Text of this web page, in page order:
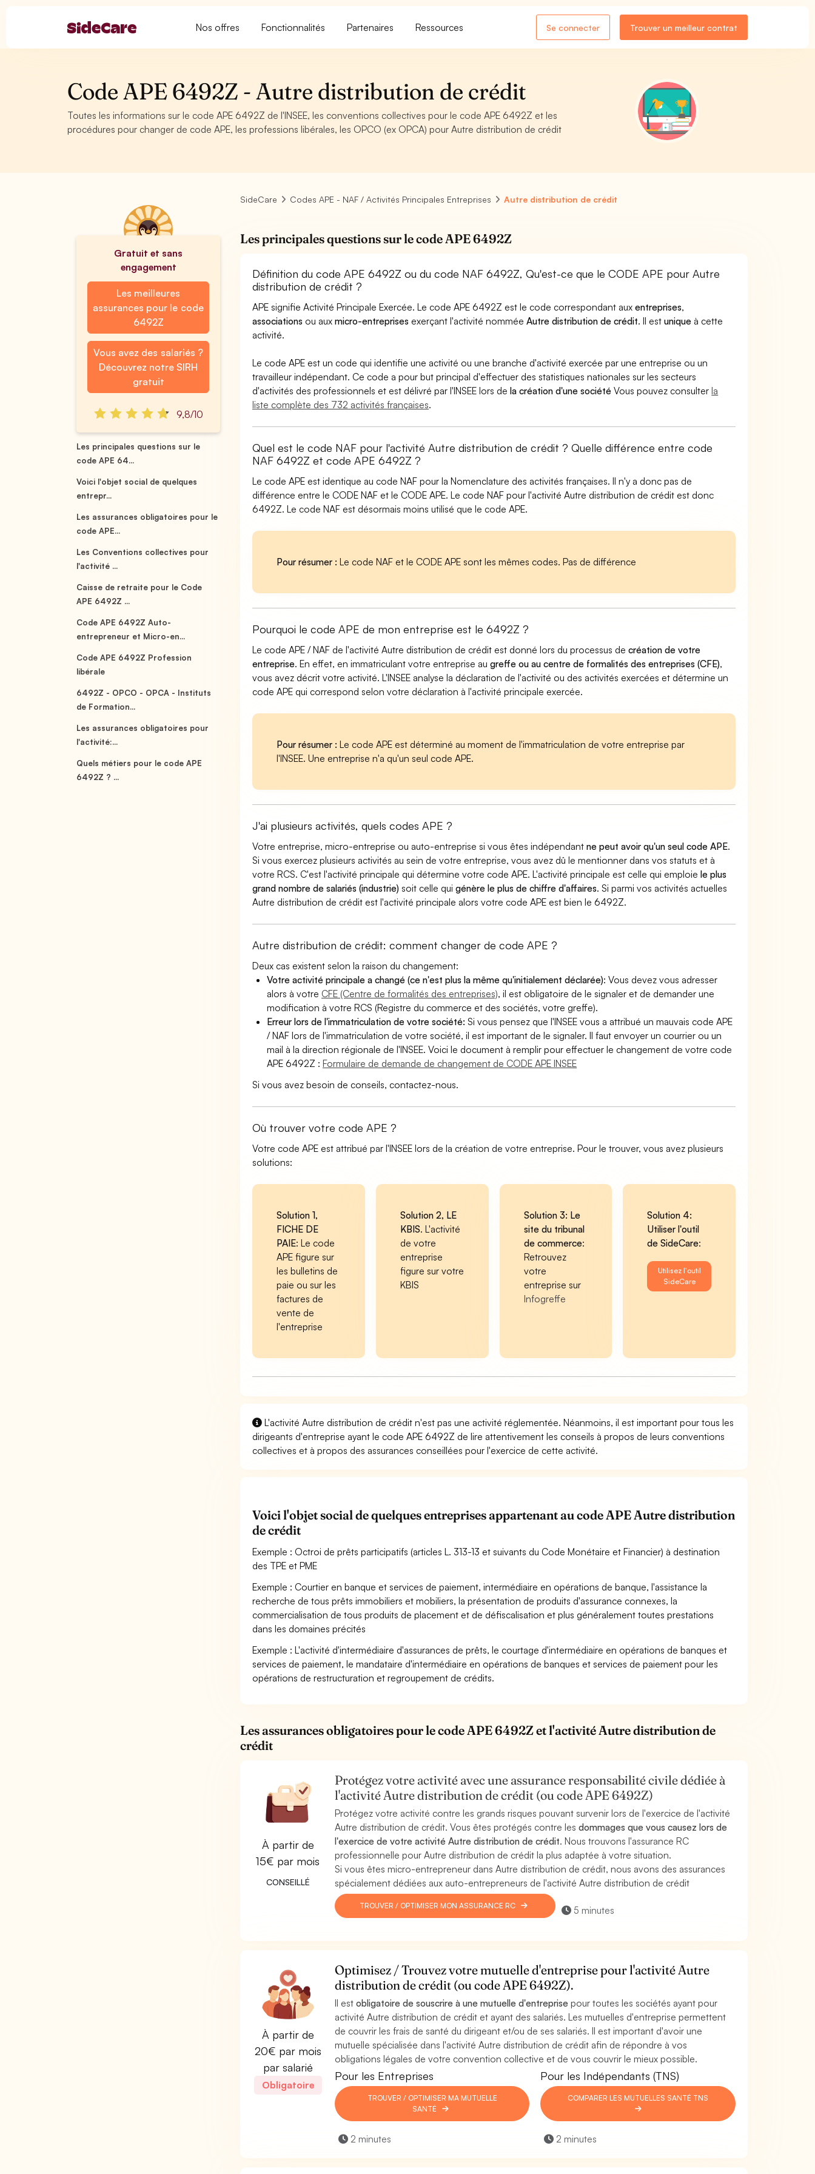
Nos offres Fonctionnalités Partenaires Ressources Se connecter Trouver un meilleur contrat
Code APE 6492Z - Autre distribution de crédit
Toutes les informations sur le code APE 6492Z de l'INSEE, les conventions collectives pour le code APE 6492Z et les
procédures pour changer de code APE, les professions libérales, les OPCO (ex OPCA) pour Autre distribution de crédit
Gratuit et sans
engagement
Les meilleures
assurances pour le code
6492Z
Vous avez des salariés ?
Découvrez notre SIRH
gratuit
9,8/10
Les principales questions sur le
code APE 64...
Voici l'objet social de quelques
entrepr...
Les assurances obligatoires pour le
code APE...
Les Conventions collectives pour
l'activité ...
Caisse de retraite pour le Code
APE 6492Z ...
Code APE 6492Z Auto-
entrepreneur et Micro-en...
Code APE 6492Z Profession
libérale
6492Z - OPCO - OPCA - Instituts
de Formation...
Les assurances obligatoires pour
l'activité:...
Quels métiers pour le code APE
6492Z ? ...
SideCare Codes APE - NAF / Activités Principales Entreprises Autre distribution de crédit
Les principales questions sur le code APE 6492Z
Définition du code APE 6492Z ou du code NAF 6492Z, Qu'est-ce que le CODE APE pour Autre
distribution de crédit ?
APE signifie Activité Principale Exercée. Le code APE 6492Z est le code correspondant auxentreprises,
associations ou auxmicro-entreprises exerçant l'activité nomméeAutre distribution de crédit. Il estunique à cette
activité.
Le code APE est un code qui identifie une activité ou une branche d'activité exercée par une entreprise ou un
travailleur indépendant. Ce code a pour but principal d'effectuer des statistiques nationales sur les secteurs
d'activités des professionnels et est délivré par l'INSEE lors dela création d'une société Vous pouvez consulterla
liste complète des 732 activités françaises.
Quel est le code NAF pour l'activité Autre distribution de crédit ? Quelle différence entre code
NAF 6492Z et code APE 6492Z ?
Le code APE est identique au code NAF pour la Nomenclature des activités françaises. Il n'y a donc pas de
différence entre le CODE NAF et le CODE APE. Le code NAF pour l'activité Autre distribution de crédit est donc
6492Z. Le code NAF est désormais moins utilisé que le code APE.
Pour résumer : Le code NAF et le CODE APE sont les mêmes codes. Pas de différence
Pourquoi le code APE de mon entreprise est le 6492Z ?
Le code APE / NAF de l'activité Autre distribution de crédit est donné lors du processus decréation de votre
entreprise. En effet, en immatriculant votre entreprise augreffe ou au centre de formalités des entreprises (CFE),
vous avez décrit votre activité. L'INSEE analyse la déclaration de l'activité ou des activités exercées et détermine un
code APE qui correspond selon votre déclaration à l'activité principale exercée.
Pour résumer : Le code APE est déterminé au moment de l'immatriculation de votre entreprise par
l'INSEE. Une entreprise n'a qu'un seul code APE.
J'ai plusieurs activités, quels codes APE ?
Votre entreprise, micro-entreprise ou auto-entreprise si vous êtes indépendantne peut avoir qu'un seul code APE.
Si vous exercez plusieurs activités au sein de votre entreprise, vous avez dû le mentionner dans vos statuts et à
votre RCS. C'est l'activité principale qui détermine votre code APE. L'activité principale est celle qui emploiele plus
grand nombre de salariés (industrie) soit celle quigénère le plus de chiffre d'affaires. Si parmi vos activités actuelles
Autre distribution de crédit est l'activité principale alors votre code APE est bien le 6492Z.
Autre distribution de crédit: comment changer de code APE ?
Deux cas existent selon la raison du changement:
Votre activité principale a changé (ce n'est plus la même qu'initialement déclarée): Vous devez vous adresser
alors à votre CFE (Centre de formalités des entreprises), il est obligatoire de le signaler et de demander une
modification à votre RCS (Registre du commerce et des sociétés, votre greffe).
Erreur lors de l'immatriculation de votre société:Si vous pensez que l'INSEE vous a attribué un mauvais code APE
/ NAF lors de l'immatriculation de votre société, il est important de le signaler. Il faut envoyer un courrier ou un
mail à la direction régionale de l'INSEE. Voici le document à remplir pour effectuer le changement de votre code
APE 6492Z :Formulaire de demande de changement de CODE APE INSEE
Si vous avez besoin de conseils, contactez-nous.
Où trouver votre code APE ?
Votre code APE est attribué par l'INSEE lors de la création de votre entreprise. Pour le trouver, vous avez plusieurs
solutions:
Solution 1,
FICHE DE
PAIE: Le code
APE figure sur
les bulletins de
paie ou sur les
factures de
vente de
l'entreprise
Solution 2, LE
KBIS. L'activité
de votre
entreprise
figure sur votre
KBIS
Solution 3: Le
site du tribunal
de commerce:
Retrouvez
votre
entreprise sur
Infogreffe
Solution 4:
Utiliser l'outil
de SideCare:
Utilisez l'outil
SideCare
L'activité Autre distribution de crédit n'est pas une activité réglementée. Néanmoins, il est important pour tous les
dirigeants d'entreprise ayant le code APE 6492Z de lire attentivement les conseils à propos de leurs conventions
collectives et à propos des assurances conseillées pour l'exercice de cette activité.
Voici l'objet social de quelques entreprises appartenant au code APE Autre distribution
de crédit
Exemple : Octroi de prêts participatifs (articles L. 313-13 et suivants du Code Monétaire et Financier) à destination
des TPE et PME
Exemple : Courtier en banque et services de paiement, intermédiaire en opérations de banque, l'assistance la
recherche de tous prêts immobiliers et mobiliers, la présentation de produits d'assurance connexes, la
commercialisation de tous produits de placement et de défiscalisation et plus généralement toutes prestations
dans les domaines précités
Exemple : L'activité d'intermédiaire d'assurances de prêts, le courtage d'intermédiaire en opérations de banques et
services de paiement, le mandataire d'intermédiaire en opérations de banques et services de paiement pour les
opérations de restructuration et regroupement de crédits.
Les assurances obligatoires pour le code APE 6492Z et l'activité Autre distribution de
crédit
À partir de
15€ par mois
CONSEILLÉ
Protégez votre activité avec une assurance responsabilité civile dédiée à
l'activité Autre distribution de crédit (ou code APE 6492Z)
Protégez votre activité contre les grands risques pouvant survenir lors de l'exercice de l'activité
Autre distribution de crédit. Vous êtes protégés contre les dommages que vous causez lors de
l'exercice de votre activité Autre distribution de crédit. Nous trouvons l'assurance RC
professionnelle pour Autre distribution de crédit la plus adaptée à votre situation.
Si vous êtes micro-entrepreneur dans Autre distribution de crédit, nous avons des assurances
spécialement dédiées aux auto-entrepreneurs de l'activité Autre distribution de crédit
TROUVER / OPTIMISER MON ASSURANCE RC 5 minutes
À partir de
20€ par mois
par salarié
Obligatoire
Optimisez / Trouvez votre mutuelle d'entreprise pour l'activité Autre
distribution de crédit (ou code APE 6492Z).
Il est obligatoire de souscrire à une mutuelle d'entreprise pour toutes les sociétés ayant pour
activité Autre distribution de crédit et ayant des salariés. Les mutuelles d'entreprise permettent
de couvrir les frais de santé du dirigeant et/ou de ses salariés. Il est important d'avoir une
mutuelle spécialisée dans l'activité Autre distribution de crédit afin de répondre à vos
obligations légales de votre convention collective et de vous couvrir le mieux possible.
Pour les Entreprises
TROUVER / OPTIMISER MA MUTUELLE
SANTÉ
2 minutes
Pour les Indépendants (TNS)
COMPARER LES MUTUELLES SANTÉ TNS
2 minutes